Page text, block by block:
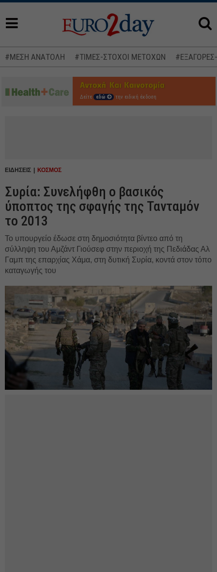
#ΜΕΣΗ ΑΝΑΤΟΛΗ #ΤΙΜΕΣ-ΣΤΟΧΟΙ ΜΕΤΟΧΩΝ
Δείτε εδώ την ειδική έκδοση
ΕΙΔΗΣΕΙΣ ΚΟΣΜΟΣ
Συρία: Συνελήφθη ο βασικός
ύποπτος της σφαγής της Τανταμόν
το 2013
Το υπουργείο έδωσε στη δημοσιότητα βίντεο από τη
σύλληψη του Αμζάντ Γιούσεφ στην περιοχή της Πεδιάδας Αλ
Γαμπ της επαρχίας Χάμα, στη δυτική Συρία, κοντά στον τόπο
καταγωγής του